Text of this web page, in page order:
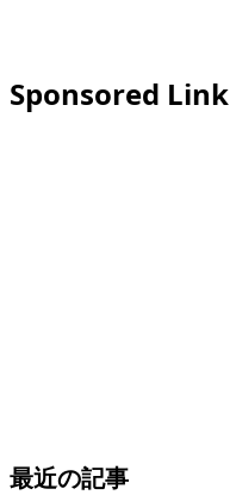
Sponsored Link
最近の記事